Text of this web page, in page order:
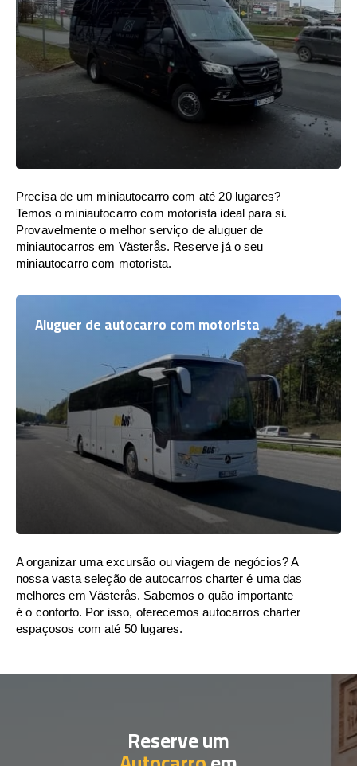
Precisa de um miniautocarro com até 20 lugares?
Temos o miniautocarro com motorista ideal para si.
Provavelmente o melhor serviço de aluguer de
miniautocarros em Västerås. Reserve já o seu
miniautocarro com motorista.
Aluguer de autocarro com motorista
A organizar uma excursão ou viagem de negócios? A
nossa vasta seleção de autocarros charter é uma das
melhores em Västerås. Sabemos o quão importante
é o conforto. Por isso, oferecemos autocarros charter
espaçosos com até 50 lugares.
Reserve um